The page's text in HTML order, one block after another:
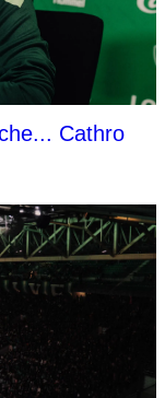
Cathro